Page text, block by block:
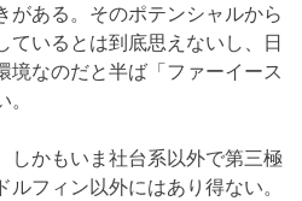
がある。そのポテンシャルから
ているとは到底思えないし、日
境なのだと半ば「ファーイース
しかもいま社台系以外で第三極
フィン以外にはあり得ない。